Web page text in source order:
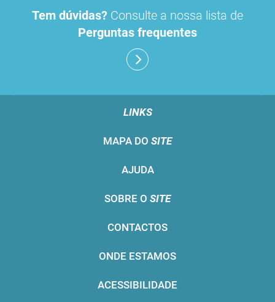
Tem dúvidas? Consulte a nossa lista de
Perguntas frequentes
LINKS
MAPA DO SITE
AJUDA
SOBRE O SITE
CONTACTOS
ONDE ESTAMOS
ACESSIBILIDADE